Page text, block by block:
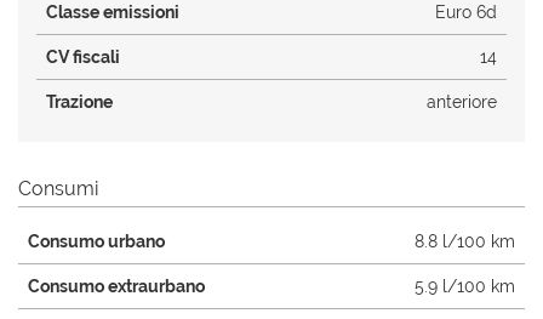
Classe emissioni Euro 6d
CV fiscali 14
Trazione anteriore
Consumi
Consumo urbano 8.8 l/100 km
Consumo extraurbano 5.9 l/100 km